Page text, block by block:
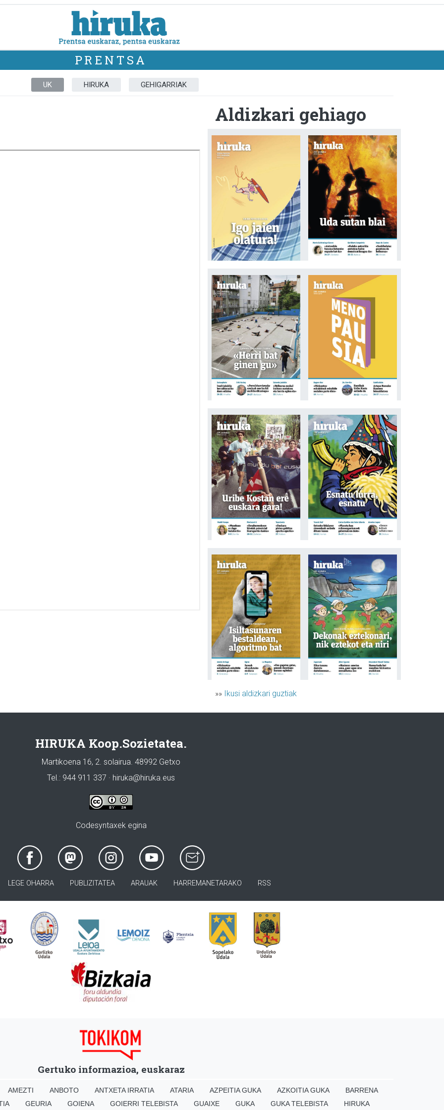
PRENTSA
UK HIRUKA GEHIGARRIAK
Aldizkari gehiago
»» Ikusi aldizkari guztiak
HIRUKA Koop.Sozietatea.
Martikoena 16, 2. solairua. 48992 Getxo
Tel.: 944 911 337 · hiruka@hiruka.eus
Codesyntaxek egina
LEGE OHARRA PUBLIZITATEA ARAUAK HARREMANETARAKO RSS
Gertuko informazioa, euskaraz
AMEZTI ANBOTO ANTXETA IRRATIA ATARIA AZPEITIA GUKA AZKOITIA GUKA
BARRENA
GEURIA GOIENA GOIERRI TELEBISTA GUAIXE GUKA GUKA TELEBISTA HIRUKA